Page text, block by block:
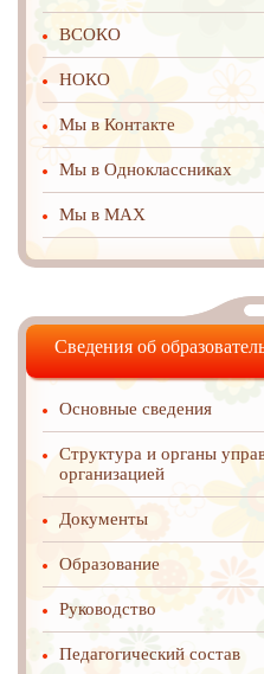
ВСОКО
НОКО
Мы в Контакте
Мы в Одноклассниках
Мы в MAX
Сведения об
Основные сведения
Структура и органы
организацией
Документы
Образование
Руководство
Педагогический состав